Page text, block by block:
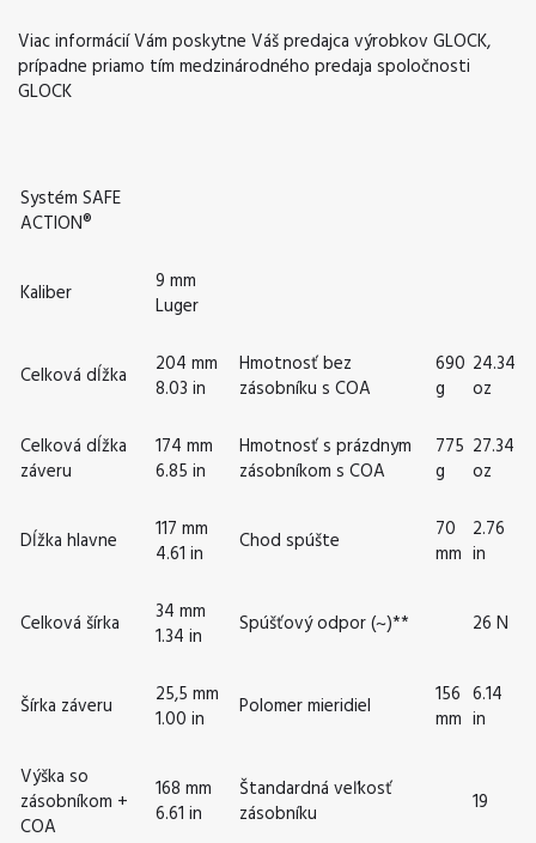
Viac informácií Vám poskytne Váš predajca výrobkov GLOCK,
prípadne priamo tím medzinárodného predaja spoločnosti
GLOCK
Systém SAFE
ACTION®
Kaliber
9 mm
Luger
Celková dĺžka
204 mm
8.03 in
Hmotnosť bez
zásobníku s COA
690
g
24.34
oz
Celková dĺžka
záveru
174 mm
6.85 in
Hmotnosť s prázdnym
zásobníkom s COA
775
g
27.34
oz
Dĺžka hlavne
117 mm
4.61 in
Chod spúšte
70
mm
2.76
in
Celková šírka
34 mm
1.34 in
Spúšťový odpor (~)** 26 N
Šírka záveru
25,5 mm
1.00 in
Polomer mieridiel
156
mm
6.14
in
Výška so
zásobníkom +
COA
168 mm
6.61 in
Štandardná veľkosť
zásobníku
19